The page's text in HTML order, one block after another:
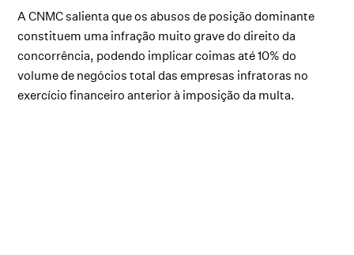
A CNMC salienta que os abusos de posição dominante
constituem uma infração muito grave do direito da
concorrência, podendo implicar coimas até 10% do
volume de negócios total das empresas infratoras no
exercício financeiro anterior à imposição da multa.